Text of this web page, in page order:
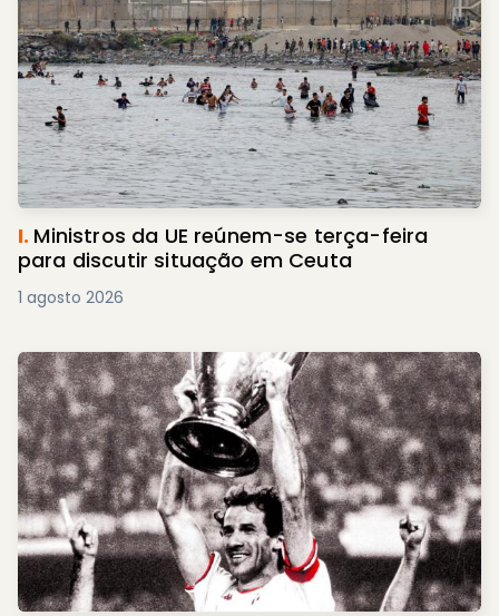
I. Ministros da UE reúnem-se terça-feira
para discutir situação em Ceuta
1 agosto 2026